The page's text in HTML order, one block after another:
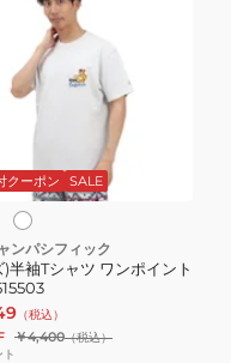
クーポン SALE
ンパシフィック
)半袖Tシャツ ワンポイント
（税込）
￥4,400（税込）